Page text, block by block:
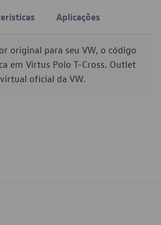
Aplicações
original para seu VW, o código
em Virtus Polo T-Cross. Outlet
oficial da VW.